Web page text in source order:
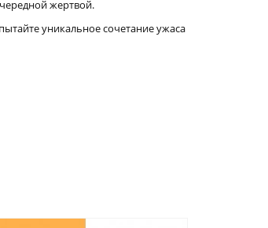
жертвой.
уникальное сочетание ужаса